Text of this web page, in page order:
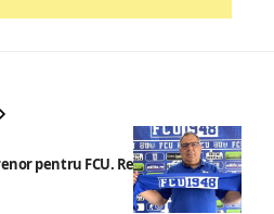
pentru FCU. Revenire